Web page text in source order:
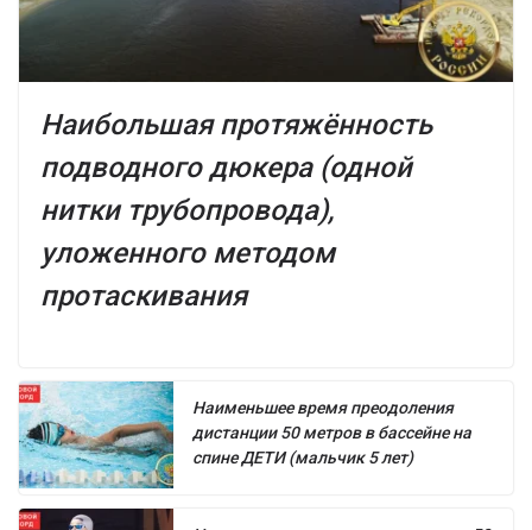
Наибольшая протяжённость
подводного дюкера (одной
нитки трубопровода),
уложенного методом
протаскивания
Наименьшее время преодоления
дистанции 50 метров в бассейне на
спине ДЕТИ (мальчик 5 лет)